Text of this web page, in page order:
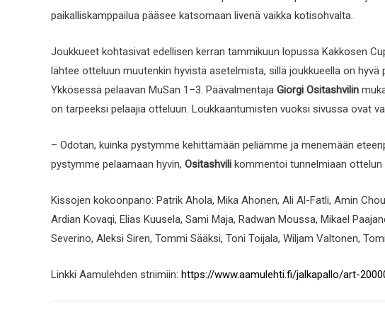
paikalliskamppailua pääsee katsomaan livenä vaikka kotisohvalta.
Joukkueet kohtasivat edellisen kerran tammikuun lopussa Kakkosen
lähtee otteluun muutenkin hyvistä asetelmista, sillä joukkueella on
Ykkösessä pelaavan MuSan 1–3. Päävalmentaja Giorgi Ositashvilin
on tarpeeksi pelaajia otteluun. Loukkaantumisten vuoksi sivussa ovat
– Odotan, kuinka pystymme kehittämään peliämme ja menemään
pystymme pelaamaan hyvin, Ositashvili kommentoi tunnelmiaan ottelun
Kissojen kokoonpano: Patrik Ahola, Mika Ahonen, Ali Al-Fatli, Amin
Ardian Kovaqi, Elias Kuusela, Sami Maja, Radwan Moussa, Mikael
Severino, Aleksi Siren, Tommi Sääksi, Toni Toijala, Wiljam Valtonen,
Linkki Aamulehden striimiin: https://www.aamulehti.fi/jalkapallo/art-